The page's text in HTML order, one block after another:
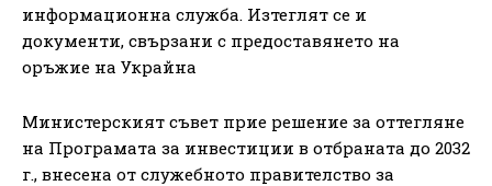
информационна служба. Изтеглят се и
документи, свързани с предоставянето на
оръжие на Украйна
Министерският съвет прие решение за оттегляне
на Програмата за инвестиции в отбраната до 2032
г., внесена от служебното правителство за